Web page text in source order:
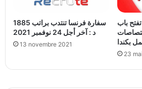
سفارة فرنسا تنتدب براتب 1885
13 novembre 2021
باب
بكندا
23